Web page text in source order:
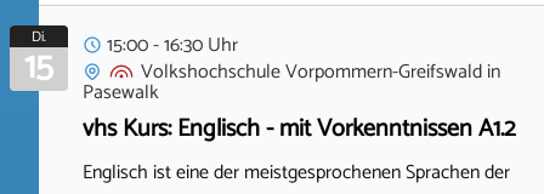
Di.
15
15:00 - 16:30 Uhr
Volkshochschule Vorpommern-Greifswaldin
Pasewalk
vhs Kurs: Englisch - mit Vorkenntnissen A1.2
Englisch ist eine der meistgesprochenen Sprachen der